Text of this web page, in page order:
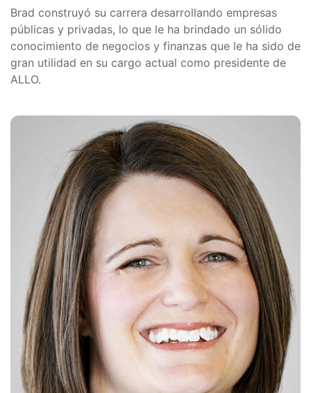
Brad construyó su carrera desarrollando empresas
públicas y privadas, lo que le ha brindado un sólido
conocimiento de negocios y finanzas que le ha sido de
gran utilidad en su cargo actual como presidente de
ALLO.